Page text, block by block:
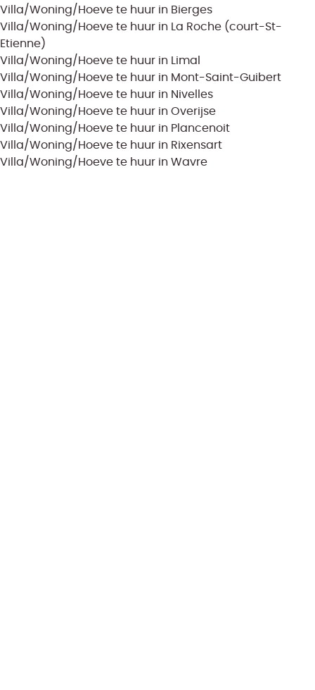
Villa/Woning/Hoeve te huur in Bierges
Villa/Woning/Hoeve te huur in La Roche (court-St-
Etienne)
Villa/Woning/Hoeve te huur in Limal
Villa/Woning/Hoeve te huur in Mont-Saint-Guibert
Villa/Woning/Hoeve te huur in Nivelles
Villa/Woning/Hoeve te huur in Overijse
Villa/Woning/Hoeve te huur in Plancenoit
Villa/Woning/Hoeve te huur in Rixensart
Villa/Woning/Hoeve te huur in Wavre